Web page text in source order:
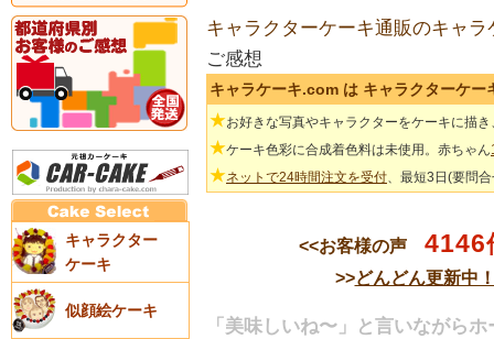
キャラクター
ケーキ
似顔絵ケーキ
キャラクターケーキ通販のキャラ
ご感想
キャラケーキ.com は キャラクターケ
★お好きな写真やキャラクターをケーキに描
★ケーキ色彩に合成着色料は未使用。赤ちゃん
★ネットで24時間注文を受付、最短3日(要問
<<お客様の声 4146
>>どんどん更新中
「美味しいね〜」と言いながら